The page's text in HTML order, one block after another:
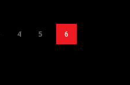
4 5 6